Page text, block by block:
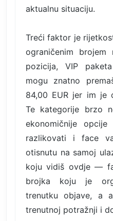
aktualnu situaciju.
Treći faktor je
ograničenim
pozicija, VIP
mogu znatno
84,00 EUR jer im je
Te kategorije brzo
ekonomičnije
razlikovati i face
otisnutu na samoj
koju vidiš ovdje —
brojka koju je
trenutku objave, a
trenutnoj potražnji i